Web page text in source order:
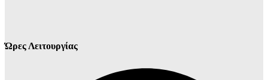
Ώρες Λειτουργίας